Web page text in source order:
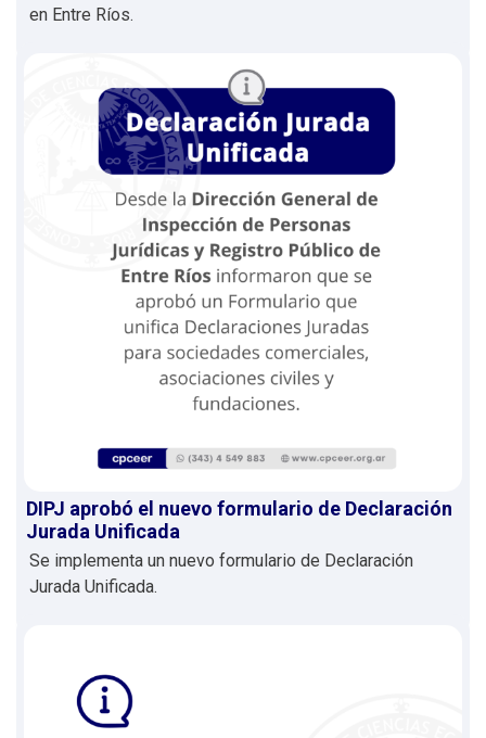
en Entre Ríos.
DIPJ aprobó el nuevo formulario de Declaración
Jurada Unificada
Se implementa un nuevo formulario de Declaración
Jurada Unificada.